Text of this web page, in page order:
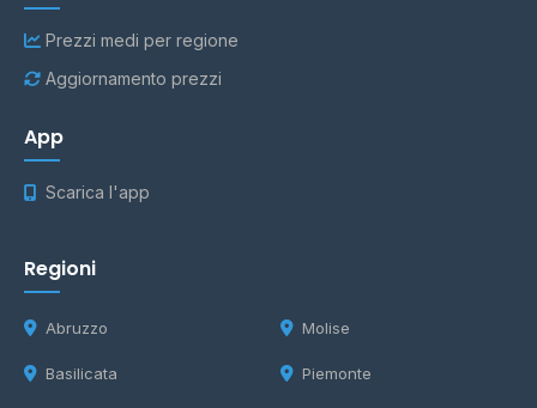
Prezzi medi per regione
Aggiornamento prezzi
App
Scarica l'app
Regioni
Abruzzo
Basilicata
Molise
Piemonte